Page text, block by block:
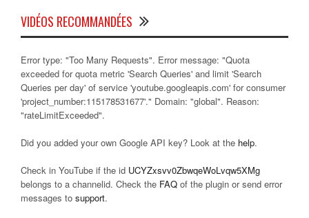
VIDÉOS RECOMMANDÉES
Error type: "Too Many Requests". Error message: "Quota
exceeded for quota metric 'Search Queries' and limit 'Search
Queries per day' of service 'youtube.googleapis.com' for consumer
'project_number:115178531677'." Domain: "global". Reason:
"rateLimitExceeded".
Did you added your own Google API key? Look at the help.
Check in YouTube if the id UCYZxsvv0ZbwqeWoLvqw5XMg
belongs to a channelid. Check the FAQ of the plugin or send error
messages to support.